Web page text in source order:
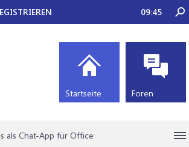
als Chat-App für Office
09:45
Startseite Foren